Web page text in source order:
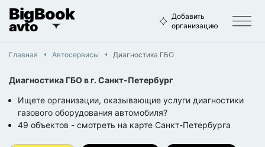
BigBook
avto
Добавить
организацию
Главная Автосервисы Диагностика ГБО
Диагностика ГБОв г. Санкт-Петербург
Ищете организации, оказывающие услуги диагностики
газового оборудования автомобиля?
49 объектов - смотреть на карте Санкт-Петербурга